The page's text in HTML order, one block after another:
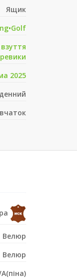
Ящик
2025
Велюр
Велюр